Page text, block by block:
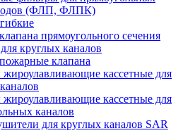
(ФЛП, ФЛПК)
прямоугольного сечения
круглых каналов
клапана
кассетные для
кассетные для
каналов
для круглых каналов SAR